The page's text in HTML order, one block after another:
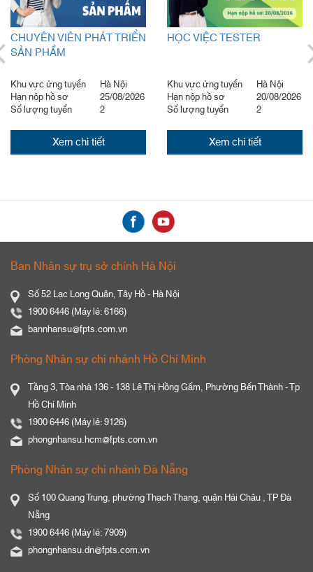
CHUYÊN VIÊN PHÁT TRIỂN
SẢN PHẨM
Khu vực ứng tuyển Hà Nội
Hạn nộp hồ sơ 25/08/2026
Số lượng tuyển 2
Xem chi tiết
HỌC VIỆC TESTER
Khu vực ứng tuyển Hà Nội
Hạn nộp hồ sơ 20/08/2026
Số lượng tuyển 2
Xem chi tiết
Ban Nhân sự trụ sở chính Hà Nội
Số 52 Lạc Long Quân, Tây Hồ - Hà Nội
1900 6446 (Máy lẻ: 6166)
bannhansu@fpts.com.vn
Phòng Nhân sự chi nhánh Hồ Chí Minh
Tầng 3, Tòa nhà 136 - 138 Lê Thị Hồng Gấm, Phường Bến Thành - Tp
Hồ Chí Minh
1900 6446 (Máy lẻ: 9126)
phongnhansu.hcm@fpts.com.vn
Phòng Nhân sự chi nhánh Đà Nẵng
Số 100 Quang Trung, phường Thạch Thang, quận Hải Châu , TP Đà
Nẵng
1900 6446 (Máy lẻ: 7909)
phongnhansu.dn@fpts.com.vn